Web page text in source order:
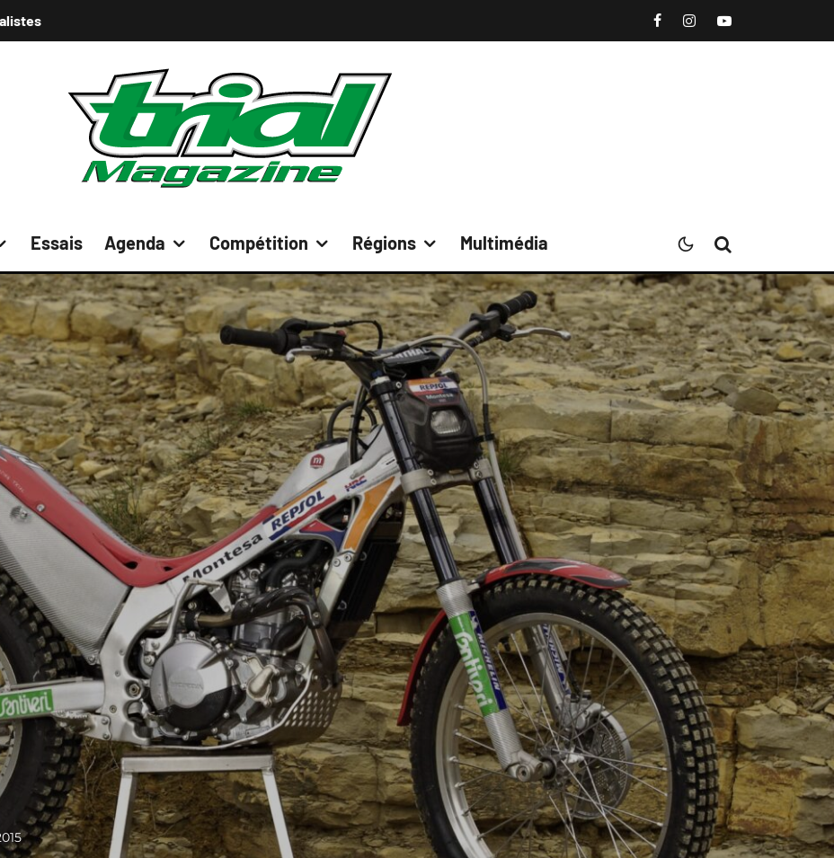
Essais Agenda Compétition Régions Multimédia